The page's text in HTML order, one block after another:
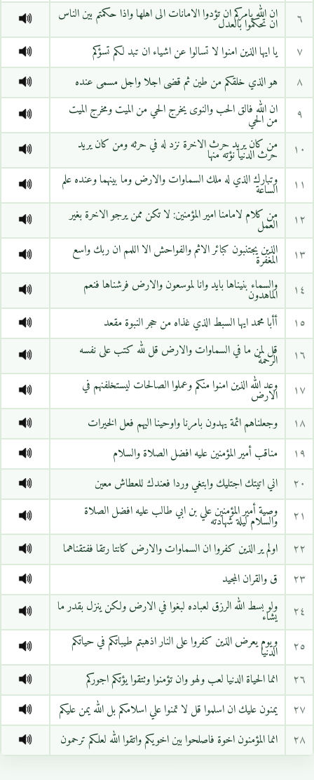
٦
ان الله يامركم ان تؤدوا الامانات الى اهلها واذا حكمتم بين الناس
ان تحكموا بالعدل
٧
يا ايها الذين امنوا لا تسالوا عن اشياء ان تبد لكم تسؤكم
٨
هو الذي خلقكم من طين ثم قضى اجلا واجل مسمى عنده
٩
ان الله فالق الحب والنوى يخرج الحي من الميت ومخرج الميت
من الحي
١٠
من كان يريد حرث الاخرة نزد له في حرثه ومن كان يريد
حرث الدنيا نؤته منها
١١
وتبارك الذي له ملك السماوات والارض وما بينهما وعنده علم
الساعة
١٢
من كلام لامامنا امير المؤمنين: لا تكن ممن يرجو الاخرة بغير
العمل
١٣
الذين يجتنبون كبائر الاثم والفواحش الا اللمم ان ربك واسع
المغفرة
١٤
والسماء بنيناها بايد وانا لموسعون والارض فرشناها فنعم
الماهدون
١٥
أأبا محمد ايها السبط الذي غذاه من حجر النبوة مقعد
١٦
قل لمن ما في السماوات والارض قل لله كتب على نفسه
الرحمة
١٧
وعد الله الذين امنوا منكم وعملوا الصالحات ليستخلفنهم في
الارض
١٨
وجعلناهم ائمة يهدون بامرنا واوحينا اليهم فعل الخيرات
١٩
مناقب أمير المؤمنين عليه افضل الصلاة والسلام
٢٠
اني اتيتك اجتليك وابتغي وردا فعندك للعطاش معين
٢١
وصية أمير المؤمنين علي بن ابي طالب عليه افضل الصلاة
والسلام ليلة شهادته
٢٢
اولم ير الذين كفروا ان السماوات والارض كانتا رتقا ففتقناهما
٢٣
ق والقران المجيد
٢٤
ولو بسط الله الرزق لعباده لبغوا في الارض ولكن ينزل بقدر ما
يشاء
٢٥
ويوم يعرض الذين كفروا على النار اذهبتم طيباتكم في حياتكم
الدنيا
٢٦
انما الحياة الدنيا لعب ولهو وان تؤمنوا وتتقوا يؤتكم اجوركم
٢٧
يمنون عليك ان اسلموا قل لا تمنوا علي اسلامكم بل الله يمن عليكم
٢٨
انما المؤمنون اخوة فاصلحوا بين اخويكم واتقوا الله لعلكم ترحمون